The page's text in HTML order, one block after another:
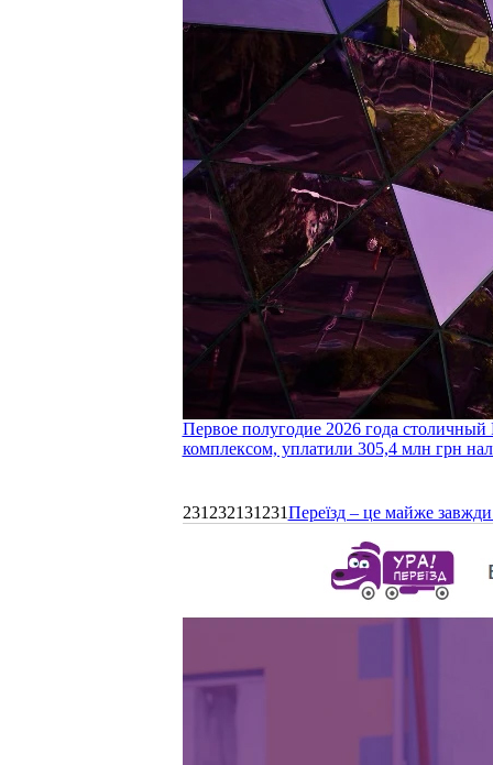
Первое полугодие 2026 года
комплексом, уплатили 305,4 млн грн
231232131231Переїзд – це майже